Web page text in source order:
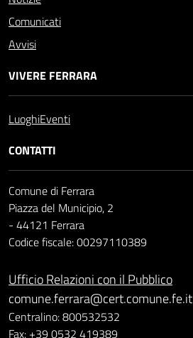
Comunicati
Avvisi
VIVERE FERRARA
LuoghiEventi
CONTATTI
Comune di Ferrara
Piazza del Municipio, 2
- 44121 Ferrara
Codice fiscale: 00297110389
Ufficio Relazioni con il Pubblico
comune.ferrara@cert.comune.fe.it
Centralino: 800532532
Fax: +39 0532 419389